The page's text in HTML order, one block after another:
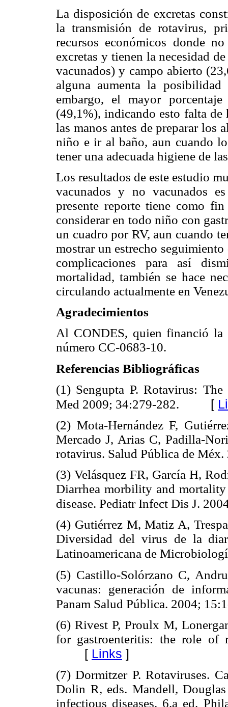
La disposición de excretas
la transmisión de rotavirus,
recursos económicos donde
excretas y tienen la necesidad
vacunados) y campo abierto
alguna aumenta la
embargo, el mayor
(49,1%), indicando esto falta
las manos antes de preparar los
niño e ir al baño, aun cuando
tener una adecuada higiene de
Los resultados de este estudio
vacunados y no vacunados
presente reporte tiene como
considerar en todo niño con
un cuadro por RV, aun cuando
mostrar un estrecho
complicaciones para así
mortalidad, también se hace
circulando actualmente en
Agradecimientos
Al CONDES, quien financió la
número CC-0683-10.
Referencias Bibliográficas
(1) Sengupta P. Rotavirus:
Med 2009; 34:279-282.
[
(2) Mota-Hernández F,
Mercado J, Arias C, Padilla-
rotavirus. Salud Pública de
(3) Velásquez FR, García H,
Diarrhea morbility and
disease. Pediatr Infect Dis J.
(4) Gutiérrez M, Matiz A,
Diversidad del virus de la
Latinoamericana de
(5) Castillo-Solórzano C,
vacunas: generación de
Panam Salud Pública. 2004;
(6) Rivest P, Proulx M,
for gastroenteritis: the role of
[ Links ]
(7) Dormitzer P. Rotaviruses.
Dolin R, eds. Mandell,
infectious diseases. 6.a ed.